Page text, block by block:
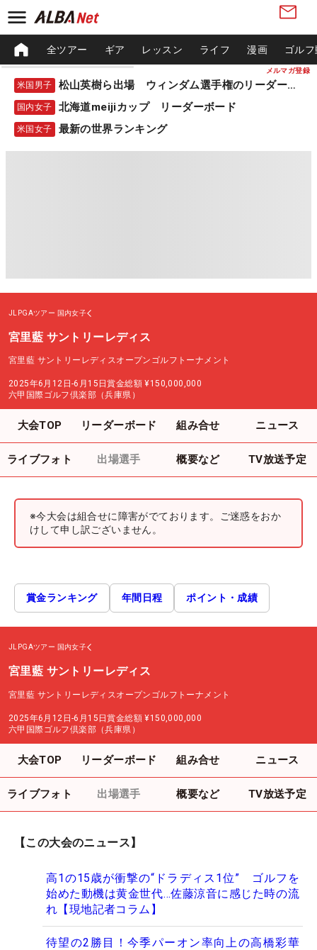
メルマガ登録
全ツアー ギア レッスン ライフ 漫画 ゴル
米国男子 松山英樹ら出場 ウィンダム選手権のリーダーボード
国内女子 北海道meijiカップ リーダーボード
米国女子 最新の世界ランキング
JLPGAツアー 国内女子
宮里藍 サントリーレディス
宮里藍 サントリーレディスオープンゴルフトーナメント
2025年6月12日-6月15日賞金総額 ¥150,000,000
六甲国際ゴルフ倶楽部（兵庫県）
大会TOP リーダーボード 組み合せ ニュース
ライブフォト 出場選手 概要など TV放送予定
※今大会は組合せに障害がでております。ご迷惑をおか
けして申し訳ございません。
賞金ランキング 年間日程 ポイント・成績
JLPGAツアー 国内女子
宮里藍 サントリーレディス
宮里藍 サントリーレディスオープンゴルフトーナメント
2025年6月12日-6月15日賞金総額 ¥150,000,000
六甲国際ゴルフ倶楽部（兵庫県）
大会TOP リーダーボード 組み合せ ニュース
ライブフォト 出場選手 概要など TV放送予定
【この大会のニュース】
高1の15歳が衝撃の“ドラディス1位” ゴルフを
始めた動機は黄金世代…佐藤涼音に感じた時の流
れ【現地記者コラム】
待望の2勝目！今季パーオン率向上の高橋彩華